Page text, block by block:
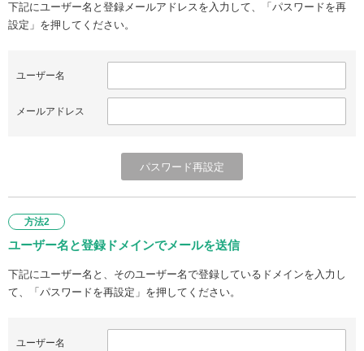
下記にユーザー名と登録メールアドレスを入力して、「パスワードを再
設定」を押してください。
ユーザー名
メールアドレス
方法2
ユーザー名と登録ドメインでメールを送信
下記にユーザー名と、そのユーザー名で登録しているドメインを入力し
て、「パスワードを再設定」を押してください。
ユーザー名